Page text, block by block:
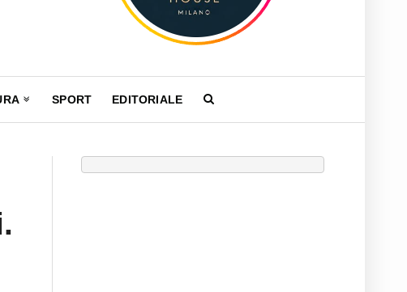
SPORT EDITORIALE